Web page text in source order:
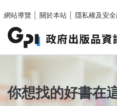
網站導覽
關於本站 隱私權及安
你想找的好書在